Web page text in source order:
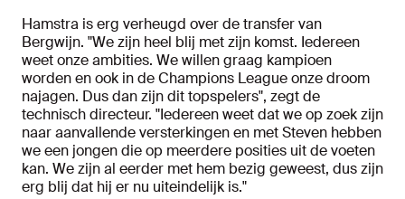
Hamstra is erg verheugd over de transfer van
Bergwijn. "We zijn heel blij met zijn komst. Iedereen
weet onze ambities. We willen graag kampioen
worden en ook in de Champions League onze droom
najagen. Dus dan zijn dit topspelers", zegt de
technisch directeur. "Iedereen weet dat we op zoek zijn
naar aanvallende versterkingen en met Steven hebben
we een jongen die op meerdere posities uit de voeten
kan. We zijn al eerder met hem bezig geweest, dus zijn
erg blij dat hij er nu uiteindelijk is."